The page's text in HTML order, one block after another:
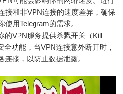
接和非VPN连接的速度差异，确保
用Telegram的需求。
的VPN服务提供杀戮开关（Kill
全功能，当VPN连接意外断开时，
接，以防止数据泄露。